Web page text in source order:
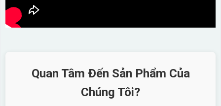
Quan Tâm Đến Sản Phẩm Của
Chúng Tôi?